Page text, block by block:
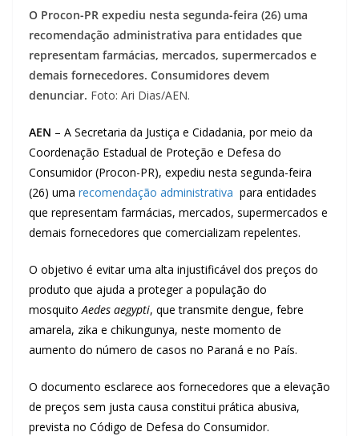
O Procon-PR expediu nesta segunda-feira (26) uma
recomendação administrativa para entidades que
representam farmácias, mercados, supermercados e
demais fornecedores. Consumidores devem
denunciar. Foto: Ari Dias/AEN.
AEN – A Secretaria da Justiça e Cidadania, por meio da
Coordenação Estadual de Proteção e Defesa do
Consumidor (Procon-PR), expediu nesta segunda-feira
(26) uma recomendação administrativa para entidades
que representam farmácias, mercados, supermercados e
demais fornecedores que comercializam repelentes.
O objetivo é evitar uma alta injustificável dos preços do
produto que ajuda a proteger a população do
mosquitoAedes aegypti, que transmite dengue, febre
amarela, zika e chikungunya, neste momento de
aumento do número de casos no Paraná e no País.
O documento esclarece aos fornecedores que a elevação
de preços sem justa causa constitui prática abusiva,
prevista no Código de Defesa do Consumidor.